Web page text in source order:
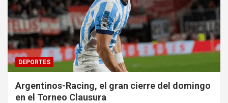
DEPORTES
Argentinos-Racing, el gran cierre del domingo
en el Torneo Clausura